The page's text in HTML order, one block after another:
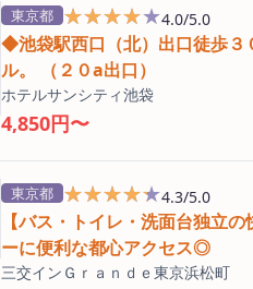
東京都 ★★★★★
★★★★★4.0/5.0
◆池袋駅西口（北）出口徒歩３
ル。 （２０a出口）
ホテルサンシティ池袋
4,850円〜
東京都 ★★★★★
★★★★★4.3/5.0
【バス・トイレ・洗面台独立
ーに便利な都心アクセス◎
三交インＧｒａｎｄｅ東京浜松町